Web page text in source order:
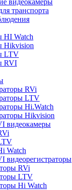
видеокамеры
транспорта
HI Watch
Hikvision
LTV
RVI
RVi
LTV
Hi.Watch
Hikvision
видеокамеры
Watch
RVi
LTV
Hi Watch